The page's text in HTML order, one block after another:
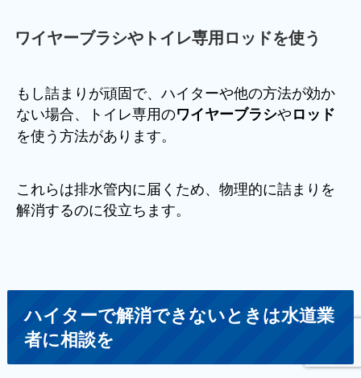
ワイヤーブラシやトイレ専用ロッドを使う
もし詰まりが頑固で、ハイターや他の方法が効か
ない場合、トイレ専用のワイヤーブラシやロッド
を使う方法があります。
これらは排水管内に届くため、物理的に詰まりを
解消するのに役立ちます。
ハイターで解消できないときは水道業
者に相談を